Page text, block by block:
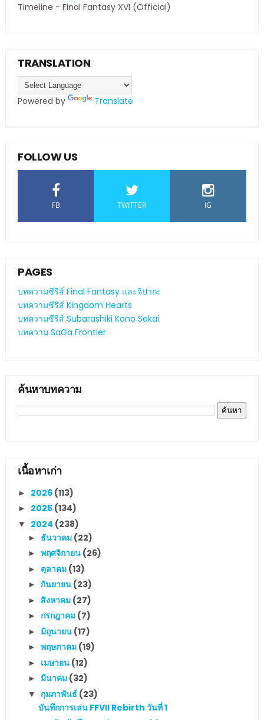
Timeline - Final Fantasy XVI (Official)
TRANSLATION
Powered by Translate
FOLLOW US
FB TWITTER IG
PAGES
บทความซีรีส์ Final Fantasy และจิปาถะ
บทความซีรีส์ Kingdom Hearts
บทความซีรีส์ Subarashiki Kono Sekai
บทความ SaGa Frontier
ค้นหาบทความ
เนื้อหาเก่า
► 2026 (113)
► 2025 (134)
▼ 2024 (238)
► ธันวาคม (22)
► พฤศจิกายน (26)
► ตุลาคม (13)
► กันยายน (23)
► สิงหาคม (27)
► กรกฎาคม (7)
► มิถุนายน (17)
► พฤษภาคม (19)
► เมษายน (12)
► มีนาคม (32)
▼ กุมภาพันธ์ (23)
บันทึกการเล่น FFVII Rebirth วันที่ 1